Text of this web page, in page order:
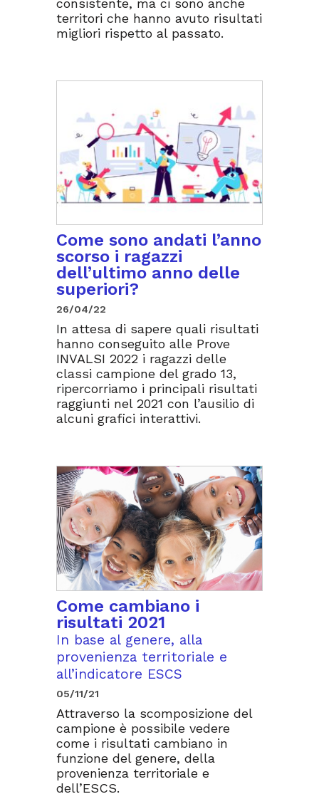
territori che hanno avuto risultati
migliori rispetto al passato.
Come sono andati l’anno
scorso i ragazzi
dell’ultimo anno delle
superiori?
26/04/22
In attesa di sapere quali risultati
hanno conseguito alle Prove
INVALSI 2022 i ragazzi delle
classi campione del grado 13,
ripercorriamo i principali risultati
raggiunti nel 2021 con l’ausilio di
alcuni grafici interattivi.
Come cambiano i
risultati 2021
In base al genere, alla
provenienza territoriale e
all’indicatore ESCS
05/11/21
Attraverso la scomposizione del
campione è possibile vedere
come i risultati cambiano in
funzione del genere, della
provenienza territoriale e
dell’ESCS.